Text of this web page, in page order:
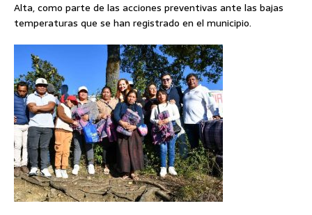
Alta, como parte de las acciones preventivas ante las bajas
temperaturas que se han registrado en el municipio.